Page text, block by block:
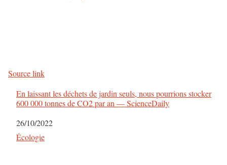
i
Source link
En laissant les déchets de jardin seuls, nous pourrions stocker
600 000 tonnes de CO2 par an — ScienceDaily
Date
26/10/2022
Par rapport à
Écologie